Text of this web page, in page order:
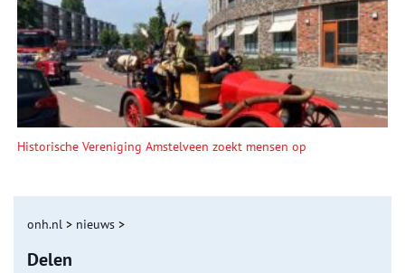
Historische Vereniging Amstelveen zoekt mensen op
onh.nl > nieuws >
Delen